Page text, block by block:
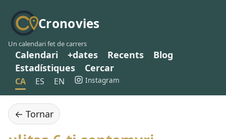
Cronovies
Un calendari fet de carrers
Calendari +dates Recents
Blog
Estadístiques
Cercar
CA ES EN Instagram
← Tornar